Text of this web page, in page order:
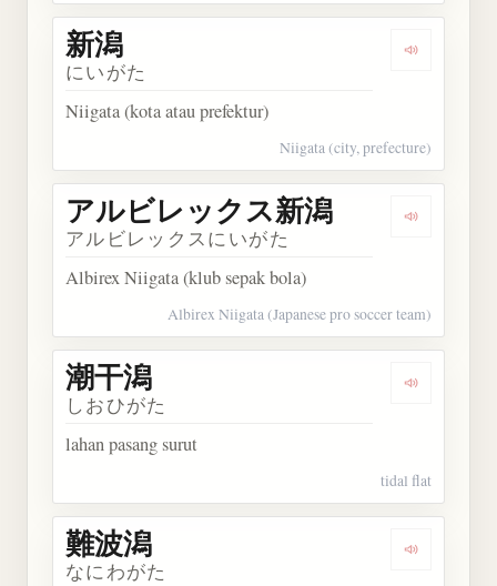
Dengarkan
新潟
にいがた
Niigata (kota atau prefektur)
Niigata (city, prefecture)
Dengarkan
アルビレックス新潟
アルビレックスにいがた
Albirex Niigata (klub sepak bola)
Albirex Niigata (Japanese pro soccer team)
Dengarkan
潮干潟
しおひがた
lahan pasang surut
tidal flat
Dengarkan
難波潟
なにわがた